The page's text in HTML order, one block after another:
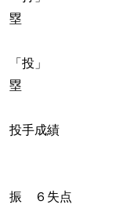
塁
「投」 横
塁
投手成績
小島 ５
振 ６失点